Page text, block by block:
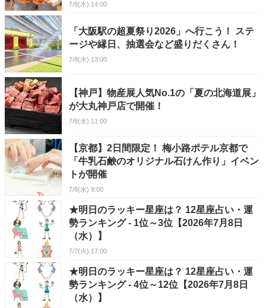
7/8(水) 14:00
「大阪駅の超夏祭り2026」へ行こう！ ステ
ージや縁日、抽選会など盛りだくさん！
7/8(水) 13:00
【神戸】物産展人気No.1の「夏の北海道展」
が大丸神戸店で開催！
7/8(水) 11:00
【京都】2日間限定！ 梅小路ポテル京都で
「牛乳石鹸のオリジナル石けん作り」イベン
トが開催
7/8(水) 9:00
★明日のラッキー星座は？ 12星座占い・運
勢ランキング - 1位～3位【2026年7月8日
（水）】
7/7(火) 17:00
★明日のラッキー星座は？ 12星座占い・運
勢ランキング - 4位～12位【2026年7月8日
（水）】